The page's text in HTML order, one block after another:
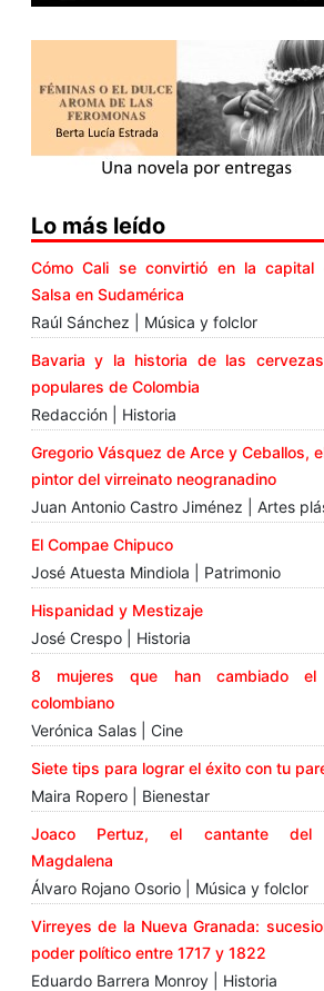
Lo más leído
Cómo Cali se convirtió en la capital
Salsa en Sudamérica
Raúl Sánchez | Música y folclor
Bavaria y la historia de las
populares de Colombia
Redacción | Historia
Gregorio Vásquez de Arce y Ceballos,
pintor del virreinato neogranadino
Juan Antonio Castro Jiménez | Artes
El Compae Chipuco
José Atuesta Mindiola | Patrimonio
Hispanidad y Mestizaje
José Crespo | Historia
8 mujeres que han cambiado el
colombiano
Verónica Salas | Cine
Siete tips para lograr el éxito con tu
Maira Ropero | Bienestar
Joaco Pertuz, el cantante del
Magdalena
Álvaro Rojano Osorio | Música y folclor
Virreyes de la Nueva Granada:
poder político entre 1717 y 1822
Eduardo Barrera Monroy | Historia